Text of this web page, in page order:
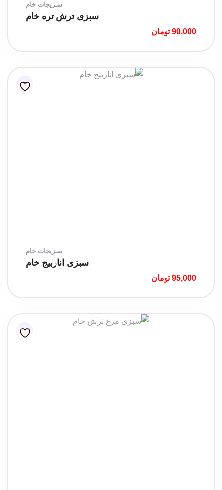
سبزیجات خام
سبزی ترش تره خام
90,000 تومان
سبزیجات خام
سبزی اناربیج خام
95,000 تومان